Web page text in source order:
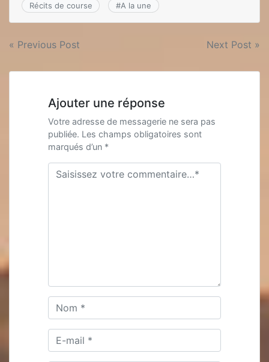
Récits de course #A la une
Navigation
de
l’article
« Previous Post Next Post »
Ajouter une réponse
Votre adresse de messagerie ne sera pas
publiée. Les champs obligatoires sont
marqués d’un *